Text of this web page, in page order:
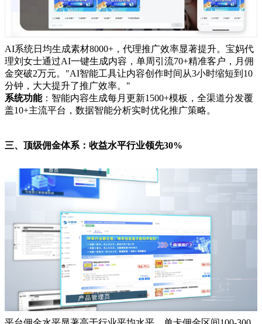
AI系统日均生成素材8000+，代理推广效率显著提升。宝妈代
理刘女士通过AI一键生成内容，单周引流70+精准客户，月佣
金突破2万元。"AI智能工具让内容创作时间从3小时缩短到10
分钟，大大提升了推广效率。"
系统功能：智能内容生成每月更新1500+模板，全渠道分发覆
盖10+主流平台，数据智能分析实时优化推广策略。
三、顶级佣金体系：收益水平行业领先30%